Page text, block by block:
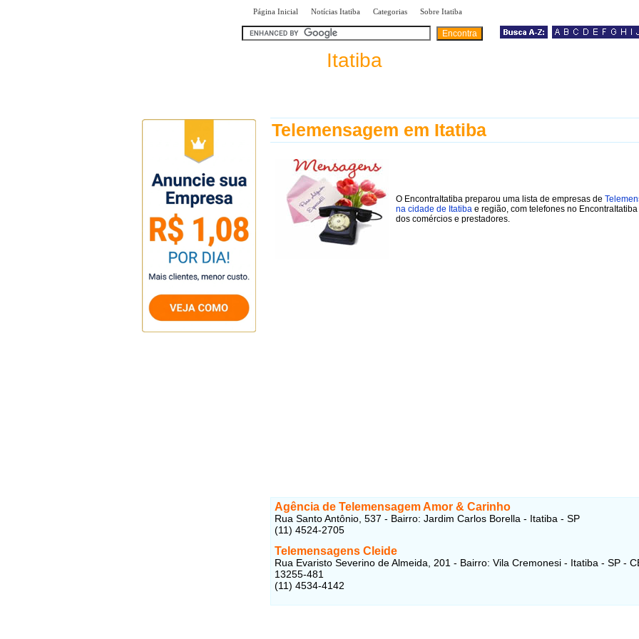
Página Inicial Notícias Itatiba Categorias Sobre Itatiba
Itatiba
Telemensagem em Itatiba
O EncontraItatiba preparou uma lista de empresas de
na cidade de Itatiba e região, com telefones no
dos comércios e prestadores.
Agência de Telemensagem Amor & Carinho
Rua Santo Antônio, 537 - Bairro: Jardim Carlos Borella - Itatiba - SP
(11) 4524-2705
Telemensagens Cleide
Rua Evaristo Severino de Almeida, 201 - Bairro: Vila Cremonesi - Itatiba - SP -
13255-481
(11) 4534-4142